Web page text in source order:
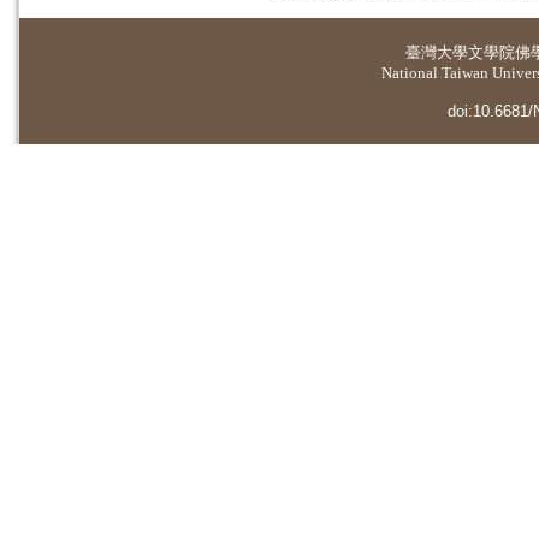
臺灣大學文學院佛
National Taiwan
doi:10.6681/